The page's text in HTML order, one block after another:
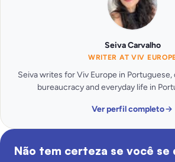
Seiva Carvalho
WRITER AT VIV
Seiva writes for Viv Europe in
bureaucracy and everyday life in
Ver perfil completo
Não tem certeza se você se